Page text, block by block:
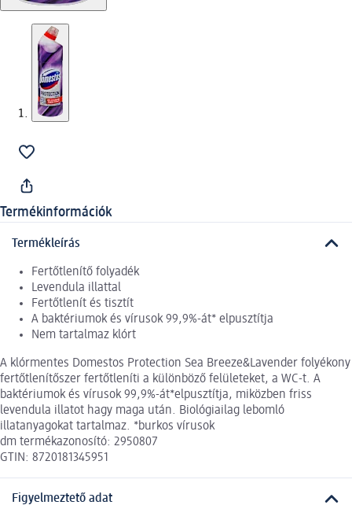
Termékinformációk
Termékleírás
Fertőtlenítő folyadék
Levendula illattal
Fertőtlenít és tisztít
A baktériumok és vírusok 99,9%-át* elpusztítja
Nem tartalmaz klórt
A klórmentes Domestos Protection Sea Breeze&Lavender folyékony
fertőtlenítőszer fertőtleníti a különböző felületeket, a WC-t. A
baktériumok és vírusok 99,9%-át*elpusztítja, miközben friss
levendula illatot hagy maga után. Biológiailag lebomló
illatanyagokat tartalmaz. *burkos vírusok
dm termékazonosító: 2950807
GTIN: 8720181345951
Figyelmeztető adat